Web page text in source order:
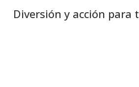
Diversión y acción